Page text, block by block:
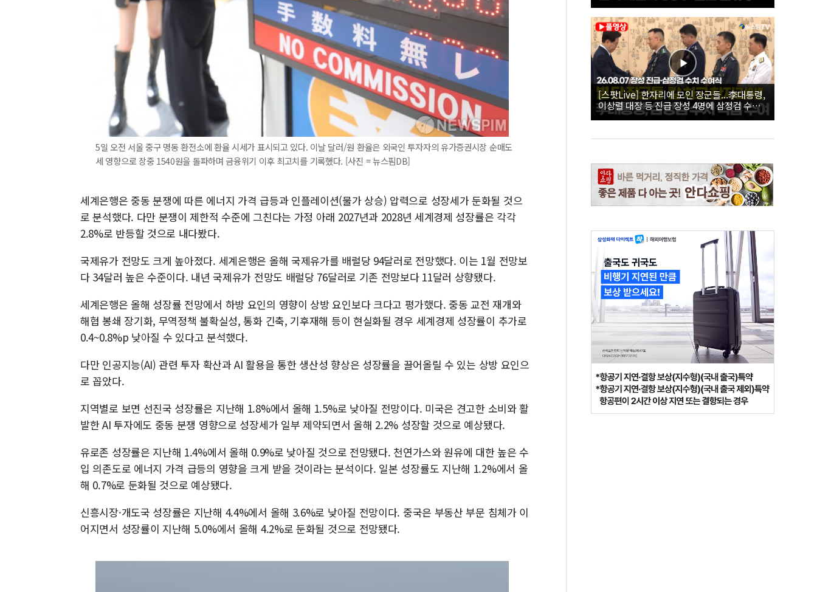
5일 오전 서울 중구 명동 환전소에 환율 시세가 표시되고 있다. 이날 달러/원 환율은 외국인 투자자의 유가증권시장 순매도
세 영향으로 장중 1540원을 돌파하며 금융위기 이후 최고치를 기록했다. [사진 = 뉴스핌DB]
세계은행은 중동 분쟁에 따른 에너지 가격 급등과 인플레이션(물가 상승) 압력으로 성장세가 둔화될 것으
로 분석했다. 다만 분쟁이 제한적 수준에 그친다는 가정 아래 2027년과 2028년 세계경제 성장률은 각각
2.8%로 반등할 것으로 내다봤다.
국제유가 전망도 크게 높아졌다. 세계은행은 올해 국제유가를 배럴당 94달러로 전망했다. 이는 1월 전망보
다 34달러 높은 수준이다. 내년 국제유가 전망도 배럴당 76달러로 기존 전망보다 11달러 상향됐다.
세계은행은 올해 성장률 전망에서 하방 요인의 영향이 상방 요인보다 크다고 평가했다. 중동 교전 재개와
해협 봉쇄 장기화, 무역정책 불확실성, 통화 긴축, 기후재해 등이 현실화될 경우 세계경제 성장률이 추가로
0.4~0.8%p 낮아질 수 있다고 분석했다.
다만 인공지능(AI) 관련 투자 확산과 AI 활용을 통한 생산성 향상은 성장률을 끌어올릴 수 있는 상방 요인으
로 꼽았다.
지역별로 보면 선진국 성장률은 지난해 1.8%에서 올해 1.5%로 낮아질 전망이다. 미국은 견고한 소비와 활
발한 AI 투자에도 중동 분쟁 영향으로 성장세가 일부 제약되면서 올해 2.2% 성장할 것으로 예상됐다.
유로존 성장률은 지난해 1.4%에서 올해 0.9%로 낮아질 것으로 전망됐다. 천연가스와 원유에 대한 높은 수
입 의존도로 에너지 가격 급등의 영향을 크게 받을 것이라는 분석이다. 일본 성장률도 지난해 1.2%에서 올
해 0.7%로 둔화될 것으로 예상됐다.
신흥시장·개도국 성장률은 지난해 4.4%에서 올해 3.6%로 낮아질 전망이다. 중국은 부동산 부문 침체가 이
어지면서 성장률이 지난해 5.0%에서 올해 4.2%로 둔화될 것으로 전망됐다.
[스팟Live] 한자리에 모인 장군들...李대통령,
이상렬 대장 등 진급 장성 4명에 삼정검 수치
직접 수여｜26.08.07 장성 진급·삼정검 수치